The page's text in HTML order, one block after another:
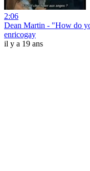
2:06
Dean Martin - "How do
enricogay
il y a 19 ans